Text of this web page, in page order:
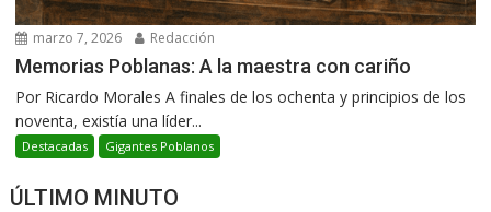
marzo 7, 2026 Redacción
Memorias Poblanas: A la maestra con cariño
Por Ricardo Morales A finales de los ochenta y principios de los
noventa, existía una líder...
Destacadas Gigantes Poblanos
ÚLTIMO MINUTO